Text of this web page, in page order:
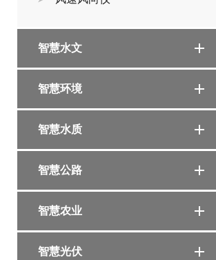
智慧水文
智慧环境
智慧水质
智慧公路
智慧农业
智慧光伏